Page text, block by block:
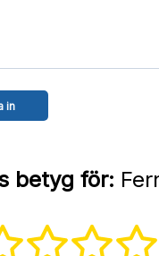
betyg för: